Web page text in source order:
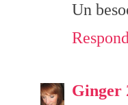
Un
Ginger